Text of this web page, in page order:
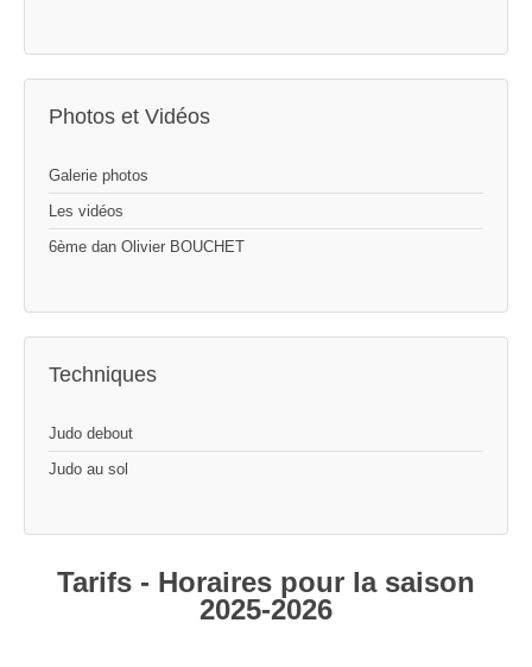
Photos et Vidéos
Galerie photos
Les vidéos
6ème dan Olivier BOUCHET
Techniques
Judo debout
Judo au sol
Tarifs - Horaires pour la saison
2025-2026